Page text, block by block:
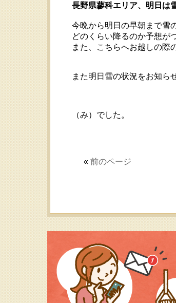
長野県蓼科エリア、明日は
今晩から明日の早朝まで雪
どのくらい降るのか予想が
また、こちらへお越しの際
また明日雪の状況をお知ら
（み）でした。
«前のページ